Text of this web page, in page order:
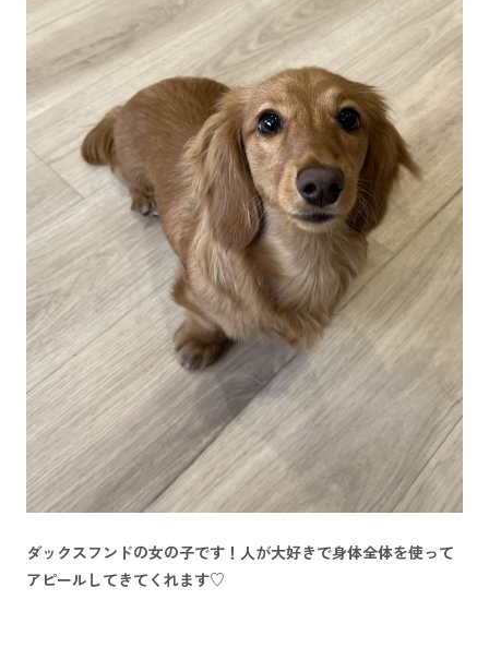
ダックスフンドの女の子です！人が大好きで身体全体を使って
アピールしてきてくれます♡